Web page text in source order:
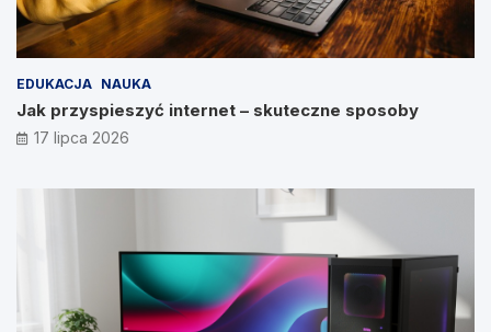
EDUKACJA NAUKA
Jak przyspieszyć internet – skuteczne sposoby
17 lipca 2026